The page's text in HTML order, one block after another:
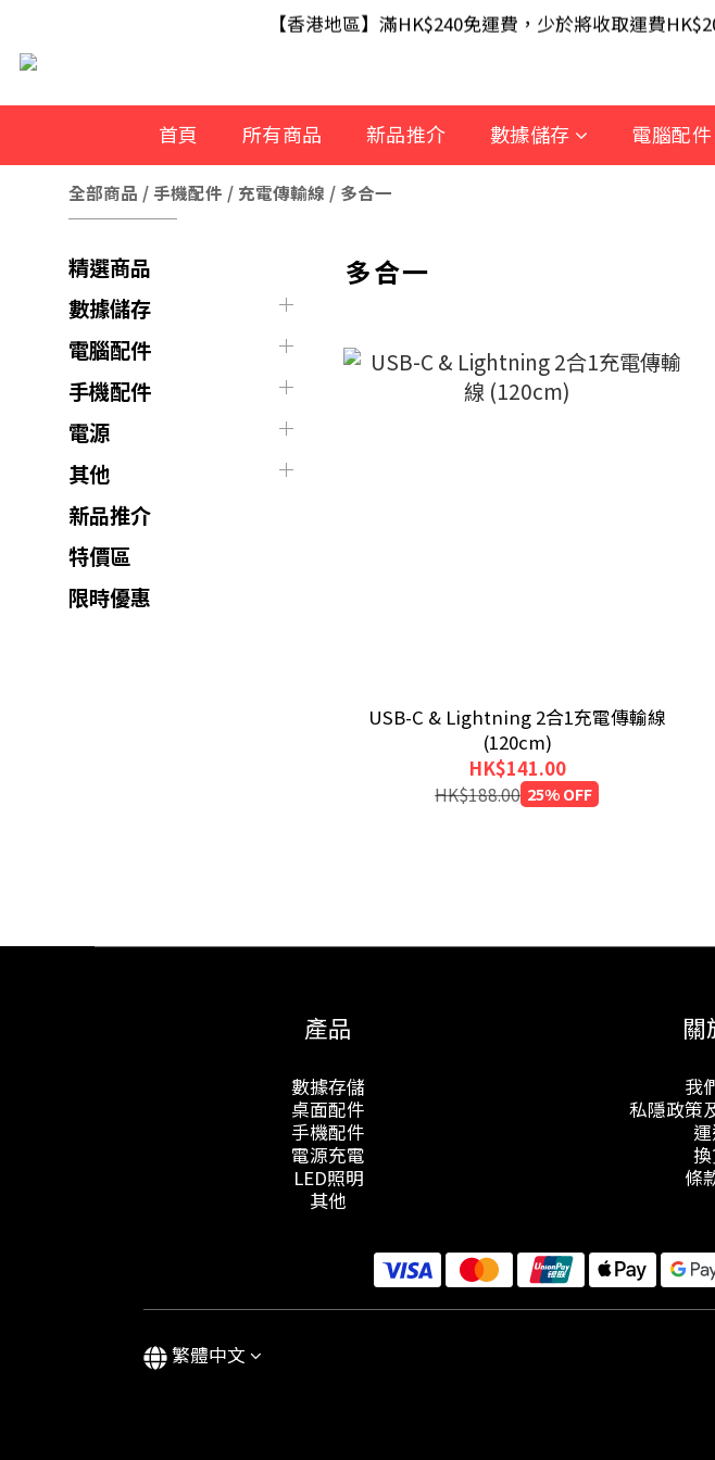
【滿額即送】訂單滿$499 送 USB 無線滑鼠 / 30W
【香港地區】滿HK$240免運費，少於將收取運費
【滿額即送】訂單滿$499 送 USB 無線滑鼠 / 30W
首頁 所有商品 新品推介 數據儲存 電腦配件
全部商品 /手機配件 / 充電傳輸線 / 多合一
精選商品
數據儲存
電腦配件
手機配件
電源
其他
新品推介
特價區
限時優惠
多合一
USB-C & Lightning 2合1充電傳輸線
(120cm)
HK$141.00
HK$188.00 25% OFF
產品
數據存儲
桌面配件
手機配件
電源充電
LED照明
其他
關
我
私隱政策
條
繁體中文